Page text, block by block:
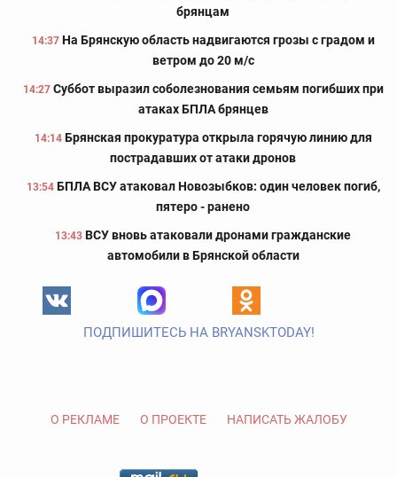
брянцам
14:37 На Брянскую область надвигаются грозы с градом и
ветром до 20 м/с
14:27 Суббот выразил соболезнования семьям погибших при
атаках БПЛА брянцев
14:14 Брянская прокуратура открыла горячую линию для
пострадавших от атаки дронов
13:54 БПЛА ВСУ атаковал Новозыбков: один человек погиб,
пятеро - ранено
13:43 ВСУ вновь атаковали дронами гражданские
автомобили в Брянской области
ПОДПИШИТЕСЬ НА BRYANSKTODAY!
О РЕКЛАМЕ О ПРОЕКТЕ НАПИСАТЬ ЖАЛОБУ